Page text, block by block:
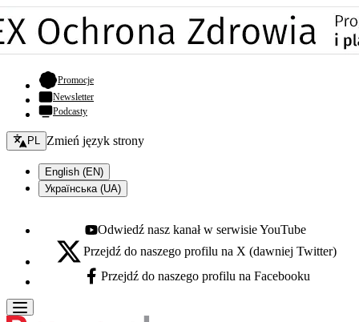
Promocje- otwiera się w nowej karcie
Newsletter
Podcasty
Zmień język - bieżący:
PL Zmień język strony
English (EN)
Українська (UA)
Youtube - otwiera się w nowej karcie
Odwiedź nasz kanał w serwisie YouTube
X - otwiera się w nowej karcie
Przejdź do naszego profilu na X (dawniej Twitter)
Facebook - otwiera się w nowej karcie
Przejdź do naszego profilu na Facebooku